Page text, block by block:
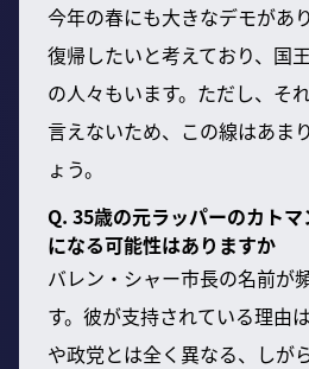
今年の春にも大きなデモがあ
復帰したいと考えており、国
の人々もいます。ただし、そ
言えないため、この線はあま
ょう。
Q. 35歳の元ラッパーのカト
になる可能性はありますか
バレン・シャー市長の名前が
す。彼が支持されている理由
や政党とは全く異なる、しが